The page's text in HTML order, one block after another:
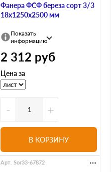
Фанера ФСФ береза сорт 3/3
18х1250х2500 мм
Показать
информацию
2 312 руб
Цена за
- +
В КОРЗИНУ
Арт. Sor33-67872